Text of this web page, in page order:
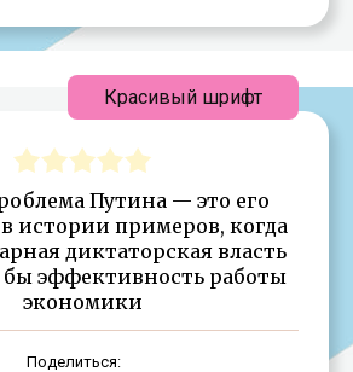
Путина — это его
истории примеров, когда
диктаторская власть
бы эффективность работы
экономики
Поделиться:
Красивый шрифт